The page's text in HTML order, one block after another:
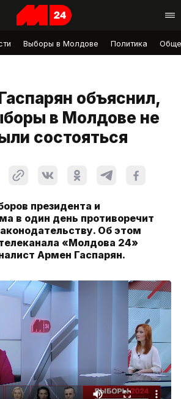
Выборы в Молдове Политика
объяснил,
в Молдове не
состояться
президента и
в один день противоречит
Об этом
«Молдова 24»
Армен Гаспарян.